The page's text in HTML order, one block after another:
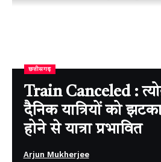
छत्तीसगढ़
Train Canceled :
दैनिक यात्रियों को
होने से यात्रा प्रभावित
Arjun Mukherjee